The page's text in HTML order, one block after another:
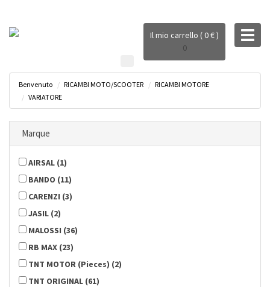
Il mio carrello ( 0 € )
0
Benvenuto RICAMBI MOTO/SCOOTER
RICAMBI MOTORE
VARIATORE
Marque
AIRSAL (1)
BANDO (11)
CARENZI (3)
JASIL (2)
MALOSSI (36)
RB MAX (23)
TNT MOTOR (Pieces) (2)
TNT ORIGINAL (61)